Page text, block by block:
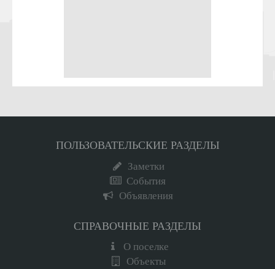
ПОЛЬЗОВАТЕЛЬСКИЕ РАЗДЕЛЫ
Заметки
События
Объявления
СПРАВОЧНЫЕ РАЗДЕЛЫ
О поселке
Объекты